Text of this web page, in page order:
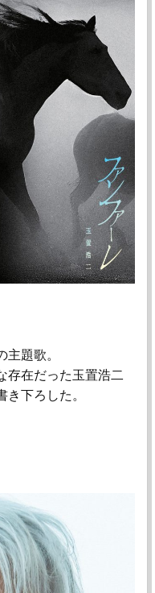
題歌。
存在だった玉置浩二
下ろした。